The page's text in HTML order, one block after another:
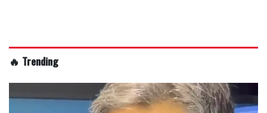
🔥 Trending